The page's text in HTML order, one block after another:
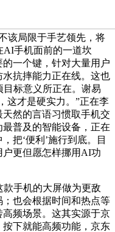
该局限于手艺领先，将
手机面前的一道坎
一个键，针对大量用户
抗摔能力正在线。这也
标意义所正在。谢易
这才是硬实力。”正在李
然的言语习惯取手机交
普及的智能设备，正在
把‘便利’施行到底。目
户更但愿怎样挪用AI功
手机的大屏做为更敌
也会根据时间和热点等
频场景。这其实源于京
下就能高频功能，京东